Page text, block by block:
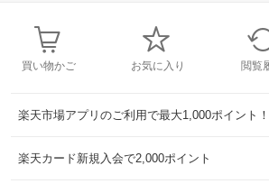
買い物かご お気に入り 閲覧
楽天市場アプリのご利用で最大1,000ポイント！
楽天カード新規入会で2,000ポイント